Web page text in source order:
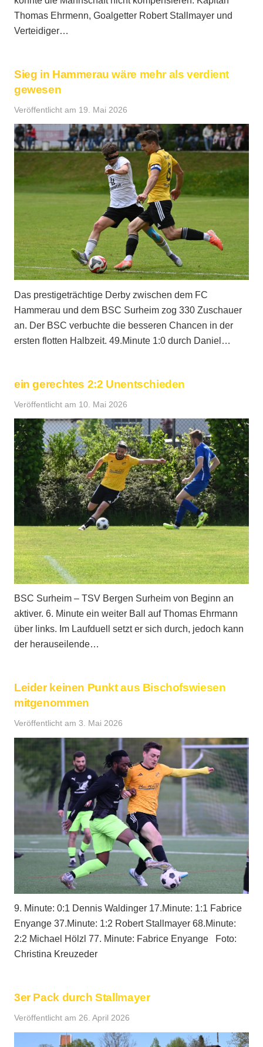
Thomas Ehrmenn, Goalgetter Robert Stallmayer und
Verteidiger…
Sieg in Hammerau wäre mehr als verdient
gewesen
Veröffentlicht am 19. Mai 2026
Das prestigeträchtige Derby zwischen dem FC
Hammerau und dem BSC Surheim zog 330 Zuschauer
an. Der BSC verbuchte die besseren Chancen in der
ersten flotten Halbzeit. 49.Minute 1:0 durch Daniel…
ein gerechtes 2:2 Unentschieden
Veröffentlicht am 10. Mai 2026
BSC Surheim – TSV Bergen Surheim von Beginn an
aktiver. 6. Minute ein weiter Ball auf Thomas Ehrmann
über links. Im Laufduell setzt er sich durch, jedoch kann
der herauseilende…
Leider keinen Punkt aus Bischofswiesen
mitgenommen
Veröffentlicht am 3. Mai 2026
9. Minute: 0:1 Dennis Waldinger 17.Minute: 1:1 Fabrice
Enyange 37.Minute: 1:2 Robert Stallmayer 68.Minute:
2:2 Michael Hölzl 77. Minute: Fabrice Enyange Foto:
Christina Kreuzeder
3er Pack durch Stallmayer
Veröffentlicht am 26. April 2026